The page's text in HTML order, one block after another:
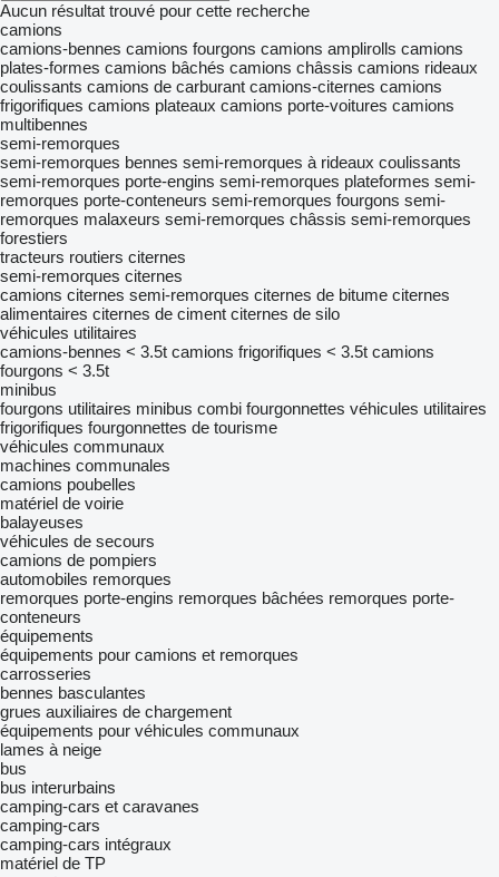
Aucun résultat trouvé pour cette recherche
camions
camions-bennes camions fourgons camions amplirolls camions
plates-formes camions bâchés camions châssis camions rideaux
coulissants camions de carburant camions-citernes camions
frigorifiques camions plateaux camions porte-voitures camions
multibennes
semi-remorques
semi-remorques bennes semi-remorques à rideaux coulissants
semi-remorques porte-engins semi-remorques plateformes semi-
remorques porte-conteneurs semi-remorques fourgons semi-
remorques malaxeurs semi-remorques châssis semi-remorques
forestiers
tracteurs routiers citernes
semi-remorques citernes
camions citernes semi-remorques citernes de bitume citernes
alimentaires citernes de ciment citernes de silo
véhicules utilitaires
camions-bennes < 3.5t camions frigorifiques < 3.5t camions
fourgons < 3.5t
minibus
fourgons utilitaires minibus combi fourgonnettes véhicules utilitaires
frigorifiques fourgonnettes de tourisme
véhicules communaux
machines communales
camions poubelles
matériel de voirie
balayeuses
véhicules de secours
camions de pompiers
automobiles remorques
remorques porte-engins remorques bâchées remorques porte-
conteneurs
équipements
équipements pour camions et remorques
carrosseries
bennes basculantes
grues auxiliaires de chargement
équipements pour véhicules communaux
lames à neige
bus
bus interurbains
camping-cars et caravanes
camping-cars
camping‐cars intégraux
matériel de TP